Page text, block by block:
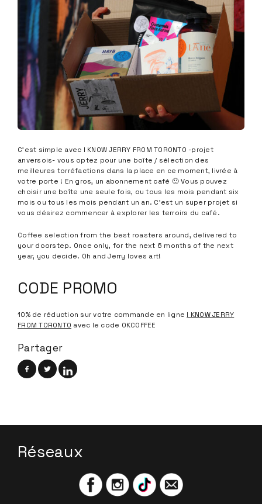
C’est simple avec I KNOW JERRY FROM TORONTO -projet
anversois- vous optez pour une boîte / sélection des
meilleures torréfactions dans la place en ce moment, livrée à
votre porte ! En gros, un abonnement café 🙂 Vous pouvez
choisir une boîte une seule fois, ou tous les mois pendant six
mois ou tous les mois pendant un an. C’est un super projet si
vous désirez commencer à explorer les terroirs du café.
Coffee selection from the best roasters around, delivered to
your doorstep. Once only, for the next 6 months of the next
year, you decide. Oh and Jerry loves art!
CODE PROMO
10% de réduction sur votre commande en ligne I KNOW JERRY
FROM TORONTO avec le code OKCOFFEE
Partager
Réseaux